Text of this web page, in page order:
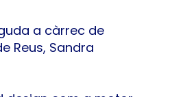
a càrrec de
Reus, Sandra